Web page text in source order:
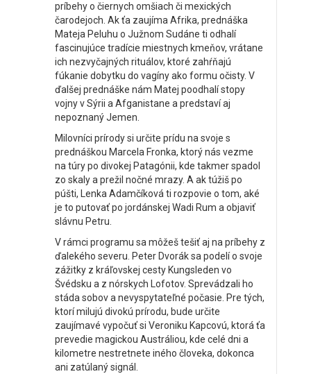
príbehy o čiernych omšiach či mexických
čarodejoch. Ak ťa zaujíma Afrika, prednáška
Mateja Peluhu o Južnom Sudáne ti odhalí
fascinujúce tradície miestnych kmeňov, vrátane
ich nezvyčajných rituálov, ktoré zahŕňajú
fúkanie dobytku do vagíny ako formu očisty. V
ďalšej prednáške nám Matej poodhalí stopy
vojny v Sýrii a Afganistane a predstaví aj
nepoznaný Jemen.
Milovníci prírody si určite prídu na svoje s
prednáškou Marcela Fronka, ktorý nás vezme
na túry po divokej Patagónii, kde takmer spadol
zo skaly a prežil nočné mrazy. A ak túžiš po
púšti, Lenka Adamčíková ti rozpovie o tom, aké
je to putovať po jordánskej Wadi Rum a objaviť
slávnu Petru.
V rámci programu sa môžeš tešiť aj na príbehy z
ďalekého severu. Peter Dvorák sa podelí o svoje
zážitky z kráľovskej cesty Kungsleden vo
Švédsku a z nórskych Lofotov. Sprevádzali ho
stáda sobov a nevyspytateľné počasie. Pre tých,
ktorí milujú divokú prírodu, bude určite
zaujímavé vypočuť si Veroniku Kapcovú, ktorá ťa
prevedie magickou Austráliou, kde celé dni a
kilometre nestretnete iného človeka, dokonca
ani zatúlaný signál.